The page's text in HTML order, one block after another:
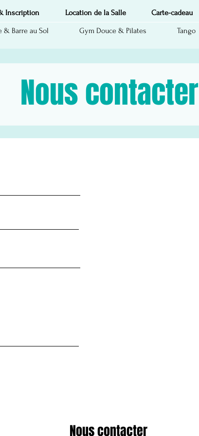
Inscription Location de la Salle Carte-cadeau
& Barre au Sol Gym Douce & Pilates Tango
Nous contacter
Nous contacter